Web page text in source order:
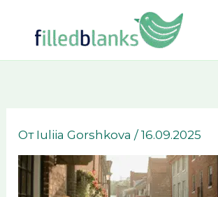
содержимому
От Iuliia Gorshkova/16.09.2025